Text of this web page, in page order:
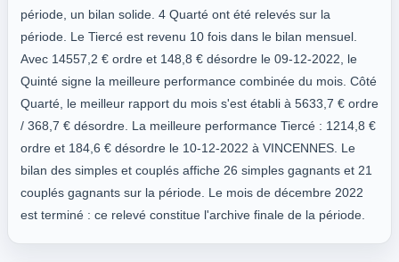
période, un bilan solide. 4 Quarté ont été relevés sur la
période. Le Tiercé est revenu 10 fois dans le bilan mensuel.
Avec 14557,2 € ordre et 148,8 € désordre le 09-12-2022, le
Quinté signe la meilleure performance combinée du mois. Côté
Quarté, le meilleur rapport du mois s'est établi à 5633,7 € ordre
/ 368,7 € désordre. La meilleure performance Tiercé : 1214,8 €
ordre et 184,6 € désordre le 10-12-2022 à VINCENNES. Le
bilan des simples et couplés affiche 26 simples gagnants et 21
couplés gagnants sur la période. Le mois de décembre 2022
est terminé : ce relevé constitue l'archive finale de la période.